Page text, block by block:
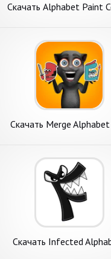
Скачать Alphabet Paint
на Андроид
Скачать Merge
на Андроид
Скачать Infected